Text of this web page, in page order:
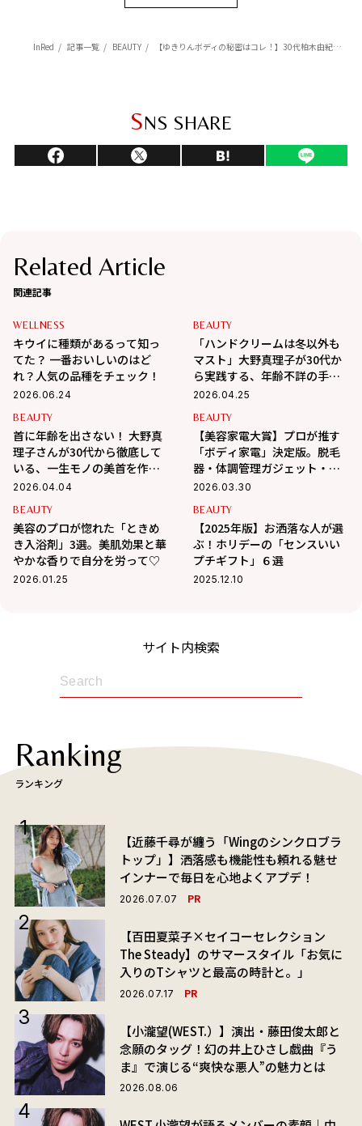
InRed 記事一覧 BEAUTY 【ゆきりんボディの秘密はコレ！】30代柏木由紀が愛用の、保湿・日焼け止め・角質ケア
SNS SHARE
Related Article
関連記事
WELLNESS
キウイに種類があるって知っ
てた？ 一番おいしいのはど
れ？人気の品種をチェック！
2026.06.24
BEAUTY
「ハンドクリームは冬以外も
マスト」大野真理子が30代か
ら実践する、年齢不詳の手を
作る秘策
2026.04.25
BEAUTY
首に年齢を出さない！ 大野真
理子さんが30代から徹底して
いる、一生モノの美首を作る
習慣
2026.04.04
BEAUTY
【美容家電大賞】プロが推す
「ボディ家電」決定版。脱毛
器・体調管理ガジェット・シ
ェイプアップ…etcの各1位を
2026.03.30
BEAUTY
美容のプロが惚れた「ときめ
き入浴剤」3選。美肌効果と華
やかな香りで自分を労って♡
2026.01.25
BEAUTY
【2025年版】お洒落な人が選
ぶ！ホリデーの「センスいい
プチギフト」６選
2025.12.10
サイト内検索
Ranking
ランキング
【近藤千尋が纏う「Wingのシンクロブラ
トップ」】洒落感も機能性も頼れる魅せ
インナーで毎日を心地よくアプデ！
2026.07.07 PR
【百田夏菜子×セイコーセレクション
The Steady】のサマースタイル「お気に
入りのTシャツと最高の時計と。」
2026.07.17 PR
【小瀧望(WEST.）】演出・藤田俊太郎と
念願のタッグ！幻の井上ひさし戯曲『う
ま』で演じる“爽快な悪人”の魅力とは
2026.08.06